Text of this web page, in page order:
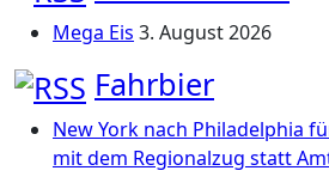
Mega Eis 3. August 2026
Fahrbier
New York nach Philadelphia
mit dem Regionalzug statt